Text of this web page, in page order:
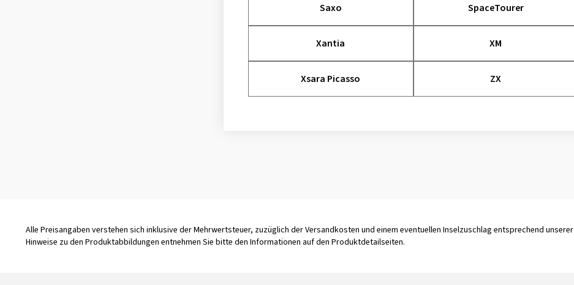
Saxo SpaceTourer
Xantia XM
Xsara Picasso ZX
Alle Preisangaben verstehen sich inklusive der Mehrwertsteuer, zuzüglich der Versandkosten und einem eventuellen Inselzuschlag entsprechend unserer
Hinweise zu den Produktabbildungen entnehmen Sie bitte den Informationen auf den Produktdetailseiten.